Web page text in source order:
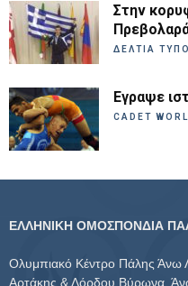
Στην
ΔΕΛΤΙΑ
Εγραψε
CADET
ΕΛΛΗΝΙΚΗ ΟΜΟΣΠΟΝΔΙΑ
Ολυμπιακό Κέντρο Πάλης Άνω
Αρτάκης & Λόρδου Βύρωνα,